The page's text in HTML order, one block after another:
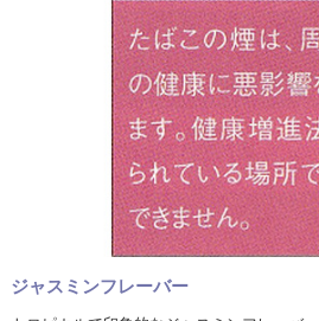
ジャスミンフレーバー